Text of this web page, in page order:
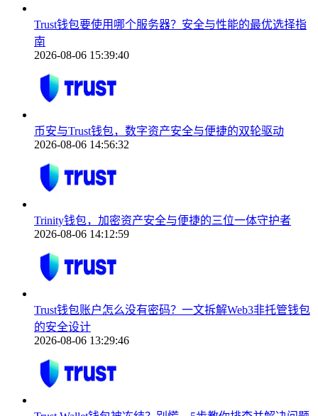
Trust钱包要使用哪个服务器？安全与性能的最优选择指
南
2026-08-06 15:39:40
币安与Trust钱包，数字资产安全与便捷的双轮驱动
2026-08-06 14:56:32
Trinity钱包，加密资产安全与便捷的三位一体守护者
2026-08-06 14:12:59
Trust钱包账户怎么没有密码？一文拆解Web3非托管钱包
的安全设计
2026-08-06 13:29:46